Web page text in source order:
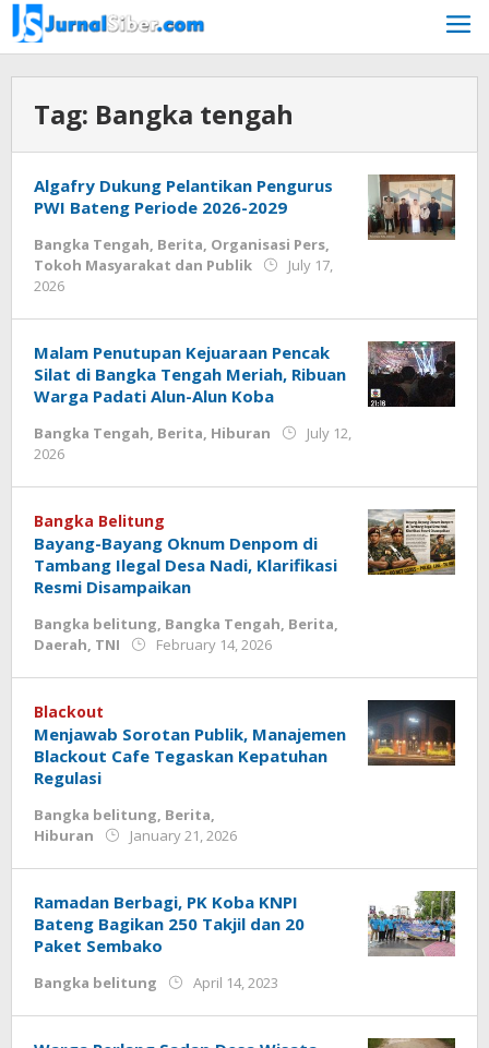
Skip
to
content
Tag: Bangka tengah
Algafry Dukung Pelantikan Pengurus
PWI Bateng Periode 2026-2029
Bangka Tengah, Berita, Organisasi Pers,
Tokoh Masyarakat dan Publik
July 17,
2026
Malam Penutupan Kejuaraan Pencak
Silat di Bangka Tengah Meriah, Ribuan
Warga Padati Alun-Alun Koba
Bangka Tengah, Berita, Hiburan
July 12,
2026
Bangka Belitung
Bayang-Bayang Oknum Denpom di
Tambang Ilegal Desa Nadi, Klarifikasi
Resmi Disampaikan
Bangka belitung, Bangka Tengah, Berita,
Daerah, TNI February 14, 2026
Blackout
Menjawab Sorotan Publik, Manajemen
Blackout Cafe Tegaskan Kepatuhan
Regulasi
Bangka belitung, Berita,
Hiburan
January 21, 2026
Ramadan Berbagi, PK Koba KNPI
Bateng Bagikan 250 Takjil dan 20
Paket Sembako
Bangka belitung April 14, 2023